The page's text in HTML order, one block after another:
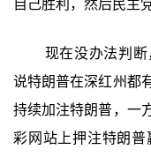
自己胜利，然后民主
现在没办法判
说特朗普在深红州都
持续加注特朗普，一
彩网站上押注特朗普